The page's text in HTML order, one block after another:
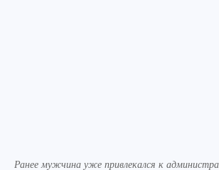
Ранее мужчина уже привлекался к